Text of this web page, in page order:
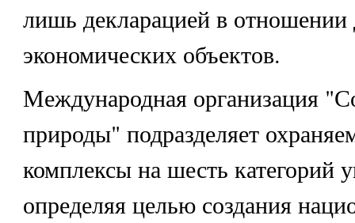
лишь декларацией в
экономических объектов.
Международная организация
природы" подразделяет
комплексы на шесть категорий
определяя целью создания